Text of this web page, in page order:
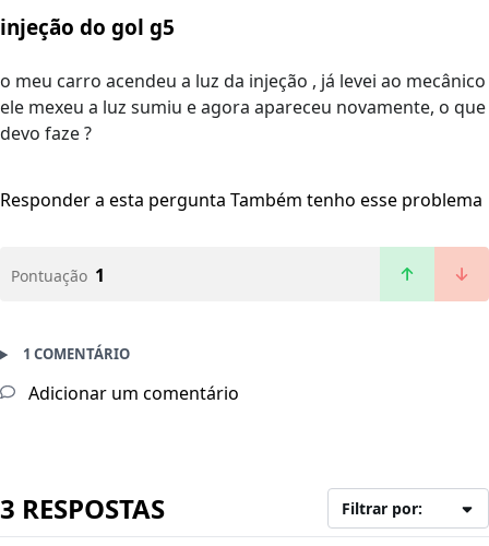
injeção do gol g5
o meu carro acendeu a luz da injeção , já levei ao mecânico
ele mexeu a luz sumiu e agora apareceu novamente, o que
devo faze ?
Responder a esta pergunta Também tenho esse problema
Pontuação 1
1 COMENTÁRIO
Adicionar um comentário
3 RESPOSTAS Filtrar por: